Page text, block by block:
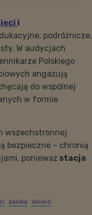
i
podróżnicze,
W audycjach
Polskiego
angażują
do wspólnej
w formie
wszechstronnej
bezpieczne – chronią
ponieważ stacja
żałoba śmierć